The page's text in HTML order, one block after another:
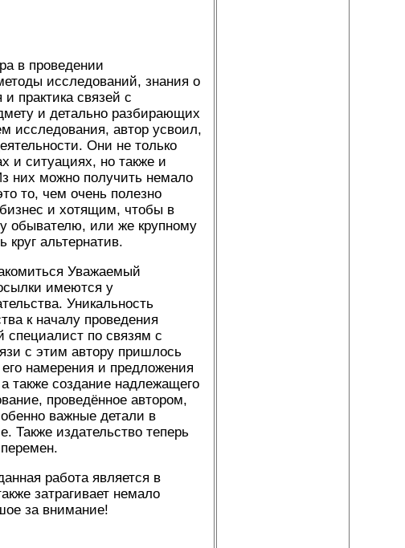
в проведении
исследований, знания о
практика связей с
и детально разбирающих
исследования, автор усвоил,
Они не только
и ситуациях, но также и
них можно получить немало
то, чем очень полезно
и хотящим, чтобы в
обывателю, или же крупному
альтернатив.
Уважаемый
имеются у
Уникальность
к началу проведения
специалист по связям с
с этим автору пришлось
намерения и предложения
также создание надлежащего
проведённое автором,
важные детали в
Также издательство теперь
работа является в
затрагивает немало
за внимание!